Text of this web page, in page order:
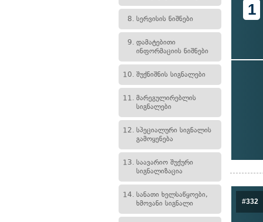
8. სერვისის ნიშნები
9. დამატებითი
ინფორმაციის ნიშნები
10. შუქნიშნის სიგნალები
11. მარეგულირებლის
სიგნალები
12. სპეციალური სიგნალის
გამოყენება
13. საავარიო შუქური
სიგნალიზაცია
14. სანათი ხელსაწყოები,
ხმოვანი სიგნალი
1
#332